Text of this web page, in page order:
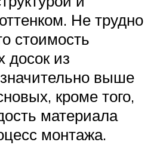
Не трудно
стоимость
досок из
выше
кроме того,
материала
монтажа.